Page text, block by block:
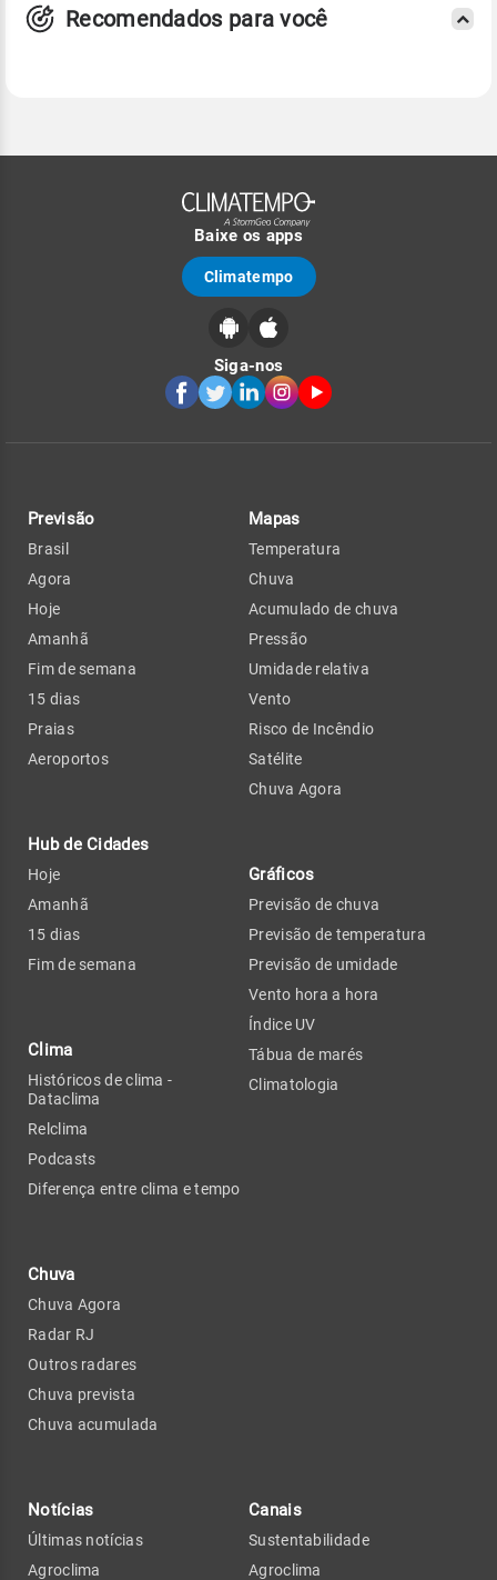
Recomendados para você
Baixe os apps
Climatempo
Siga-nos
Previsão
Brasil
Agora
Hoje
Amanhã
Fim de semana
15 dias
Praias
Aeroportos
Hub de Cidades
Hoje
Amanhã
15 dias
Fim de semana
Clima
Históricos de clima -
Dataclima
Relclima
Podcasts
Diferença entre clima e tempo
Chuva
Chuva Agora
Radar RJ
Outros radares
Chuva prevista
Chuva acumulada
Mapas
Temperatura
Chuva
Acumulado de chuva
Pressão
Umidade relativa
Vento
Risco de Incêndio
Satélite
Chuva Agora
Gráficos
Previsão de chuva
Previsão de temperatura
Previsão de umidade
Vento hora a hora
Índice UV
Tábua de marés
Climatologia
Notícias
Últimas notícias
Agroclima
Canais
Sustentabilidade
Agroclima